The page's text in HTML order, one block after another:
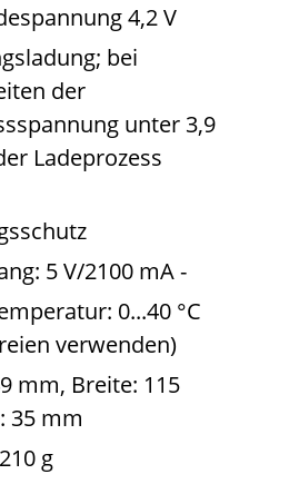
4,2 V
bei
der
unter 3,9
Ladeprozess
5 V/2100 mA -
0...40 °C
verwenden)
mm, Breite: 115
35 mm
g